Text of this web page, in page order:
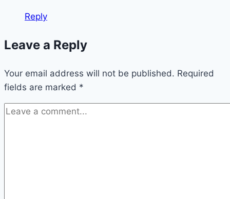
Reply
Leave a Reply
Your email address will not be published. Required
fields are marked *